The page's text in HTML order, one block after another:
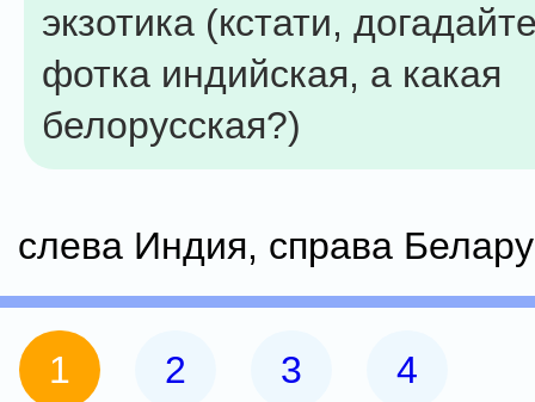
экзотика (кстати,
фотка индийская, а какая
белорусская?)
слева Индия, справа
1 2 3 4